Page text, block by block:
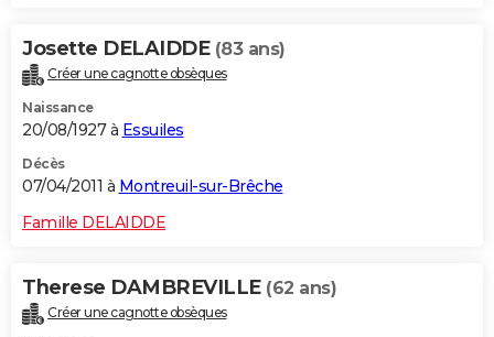
Josette DELAIDDE (83 ans)
Créer une cagnotte obsèques
Naissance
20/08/1927 à Essuiles
Décès
07/04/2011 à Montreuil-sur-Brêche
Famille DELAIDDE
Therese DAMBREVILLE (62 ans)
Créer une cagnotte obsèques